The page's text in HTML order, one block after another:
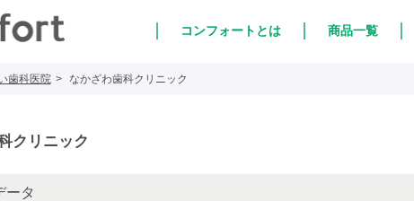
コンフォートとは 商品一覧
歯科医院 なかざわ歯科クリニック
クリニック
ータ